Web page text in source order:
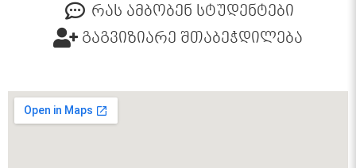
რას ამბობენ სტუდენტები
გაგვიზიარე შთაბეჭდილება